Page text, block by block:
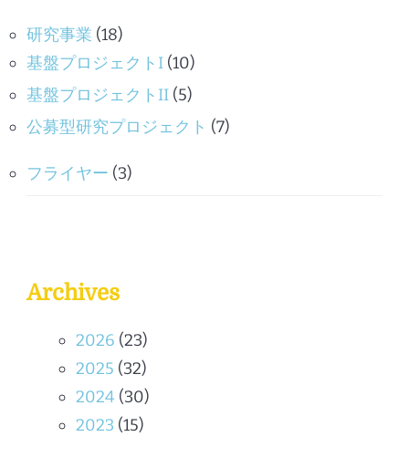
研究事業 (18)
基盤プロジェクトI (10)
基盤プロジェクトII (5)
公募型研究プロジェクト (7)
フライヤー (3)
Archives
2026 (23)
2025 (32)
2024 (30)
2023 (15)